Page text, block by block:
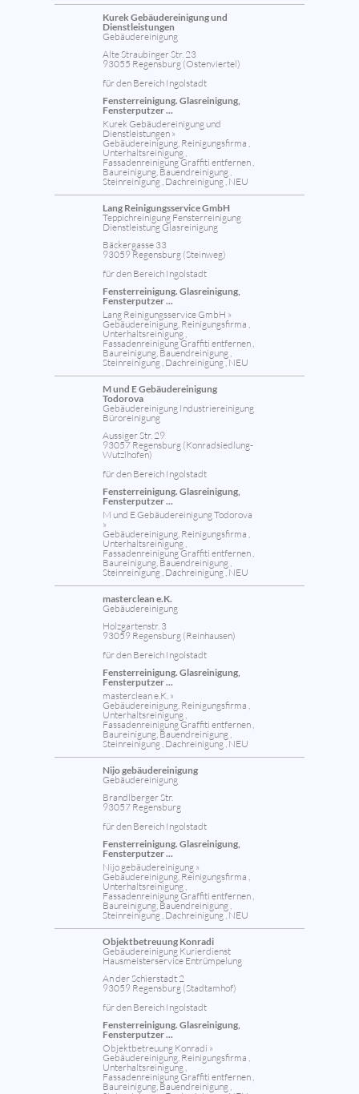
Kurek Gebäudereinigung und
Dienstleistungen
Gebäudereinigung
Alte Straubinger Str. 23
93055 Regensburg (Ostenviertel)
für den Bereich Ingolstadt
Fensterreinigung. Glasreinigung,
Fensterputzer ...
Kurek Gebäudereinigung und
Dienstleistungen »
Gebäudereinigung, Reinigungsfirma ,
Unterhaltsreinigung ,
Fassadenreinigung Graffiti entfernen ,
Baureinigung, Bauendreinigung ,
Steinreinigung , Dachreinigung , NEU
Lang Reinigungsservice GmbH
Teppichreinigung Fensterreinigung
Dienstleistung Glasreinigung
Bäckergasse 33
93059 Regensburg (Steinweg)
für den Bereich Ingolstadt
Fensterreinigung. Glasreinigung,
Fensterputzer ...
Lang Reinigungsservice GmbH »
Gebäudereinigung, Reinigungsfirma ,
Unterhaltsreinigung ,
Fassadenreinigung Graffiti entfernen ,
Baureinigung, Bauendreinigung ,
Steinreinigung , Dachreinigung , NEU
M und E Gebäudereinigung
Todorova
Gebäudereinigung Industriereinigung
Büroreinigung
Aussiger Str. 29
93057 Regensburg (Konradsiedlung-
Wutzlhofen)
für den Bereich Ingolstadt
Fensterreinigung. Glasreinigung,
Fensterputzer ...
M und E Gebäudereinigung Todorova
»
Gebäudereinigung, Reinigungsfirma ,
Unterhaltsreinigung ,
Fassadenreinigung Graffiti entfernen ,
Baureinigung, Bauendreinigung ,
Steinreinigung , Dachreinigung , NEU
masterclean e.K.
Gebäudereinigung
Holzgartenstr. 3
93059 Regensburg (Reinhausen)
für den Bereich Ingolstadt
Fensterreinigung. Glasreinigung,
Fensterputzer ...
masterclean e.K. »
Gebäudereinigung, Reinigungsfirma ,
Unterhaltsreinigung ,
Fassadenreinigung Graffiti entfernen ,
Baureinigung, Bauendreinigung ,
Steinreinigung , Dachreinigung , NEU
Nijo gebäudereinigung
Gebäudereinigung
Brandlberger Str.
93057 Regensburg
für den Bereich Ingolstadt
Fensterreinigung. Glasreinigung,
Fensterputzer ...
Nijo gebäudereinigung »
Gebäudereinigung, Reinigungsfirma ,
Unterhaltsreinigung ,
Fassadenreinigung Graffiti entfernen ,
Baureinigung, Bauendreinigung ,
Steinreinigung , Dachreinigung , NEU
Objektbetreuung Konradi
Gebäudereinigung Kurierdienst
Hausmeisterservice Entrümpelung
An der Schierstadt 2
93059 Regensburg (Stadtamhof)
für den Bereich Ingolstadt
Fensterreinigung. Glasreinigung,
Fensterputzer ...
Objektbetreuung Konradi »
Gebäudereinigung, Reinigungsfirma ,
Unterhaltsreinigung ,
Fassadenreinigung Graffiti entfernen ,
Baureinigung, Bauendreinigung ,